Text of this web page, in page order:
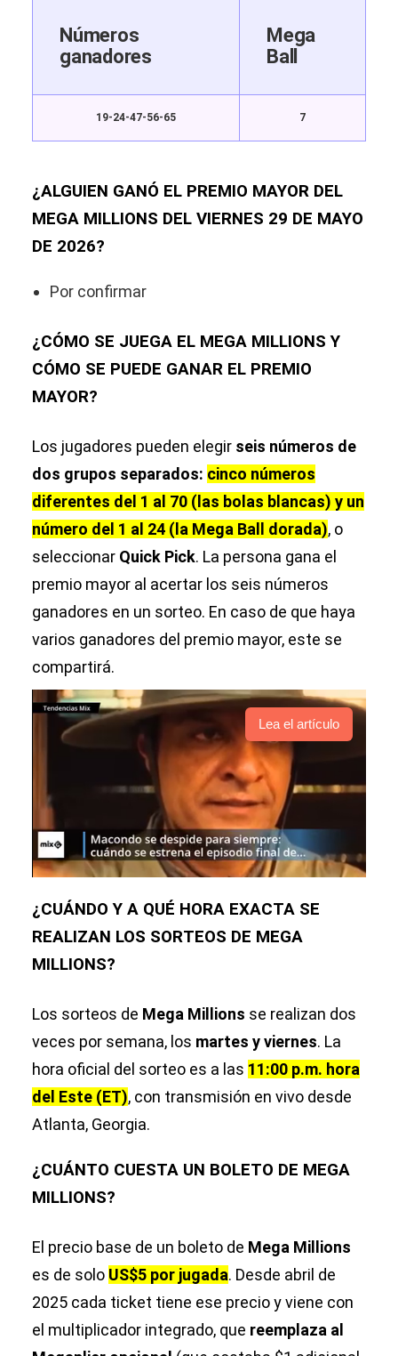
Números
ganadores
Mega
Ball
19-24-47-56-65 7
¿ALGUIEN GANÓ EL PREMIO MAYOR DEL
MEGA MILLIONS DEL VIERNES 29 DE MAYO
DE 2026?
Por confirmar
¿CÓMO SE JUEGA EL MEGA MILLIONS Y
CÓMO SE PUEDE GANAR EL PREMIO
MAYOR?
Los jugadores pueden elegir seis números de
dos grupos separados: cinco números
diferentes del 1 al 70 (las bolas blancas) y un
número del 1 al 24 (la Mega Ball dorada), o
seleccionar Quick Pick. La persona gana el
premio mayor al acertar los seis números
ganadores en un sorteo. En caso de que haya
varios ganadores del premio mayor, este se
compartirá.
Lea el artículo
¿CUÁNDO Y A QUÉ HORA EXACTA SE
REALIZAN LOS SORTEOS DE MEGA
MILLIONS?
Los sorteos de Mega Millions se realizan dos
veces por semana, los martes y viernes. La
hora oficial del sorteo es a las 11:00 p.m. hora
del Este (ET), con transmisión en vivo desde
Atlanta, Georgia.
¿CUÁNTO CUESTA UN BOLETO DE MEGA
MILLIONS?
El precio base de un boleto de Mega Millions
es de solo US$5 por jugada. Desde abril de
2025 cada ticket tiene ese precio y viene con
el multiplicador integrado, que reemplaza al